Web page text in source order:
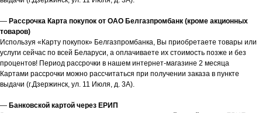
— Рассрочка Карта покупок от ОАО Белгазпромбанк (кроме акционных
товаров)
Используя «Карту покупок» Белгазпромбанка, Вы приобретаете товары или
услуги сейчас по всей Беларуси, а оплачиваете их стоимость позже и без
процентов! Период рассрочки в нашем интернет-магазине 2 месяца
Картами рассрочки можно рассчитаться при получении заказа в пункте
выдачи (г.Дзержинск, ул. 11 Июля, д. 3А).
— Банковской картой через ЕРИП